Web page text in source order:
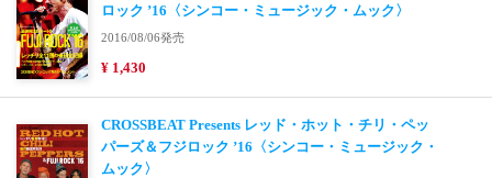
ロック ’16〈シンコー・ミュージック・ムック〉
2016/08/06発売
¥ 1,430
CROSSBEAT Presents レッド・ホット・チリ・ペッ
パーズ＆フジロック ’16〈シンコー・ミュージック・
ムック〉